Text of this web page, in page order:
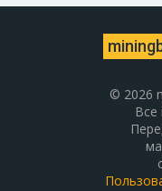
© 2026